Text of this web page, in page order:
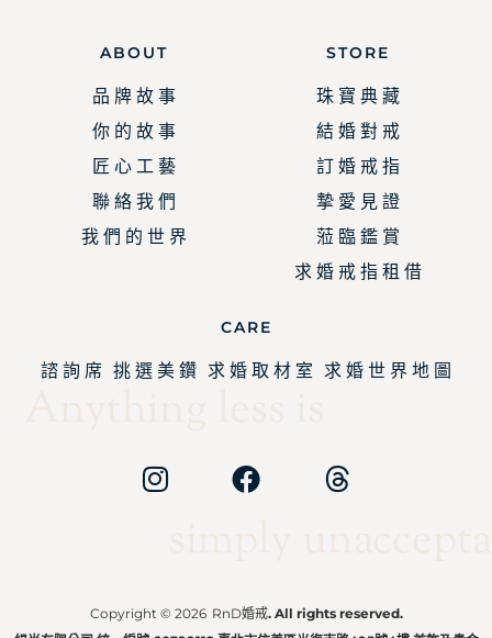
ABOUT
品 牌 故 事
你 的 故 事
匠 心 工 藝
聯 絡 我 們
我 們 的 世 界
STORE
珠 寶 典 藏
結 婚 對 戒
訂 婚 戒 指
摯 愛 見 證
蒞 臨 鑑 賞
求 婚 戒 指 租 借
CARE
諮 詢 席 挑 選 美 鑽 求 婚 取 材 室 求 婚 世 界 地 圖
Copyright © 2026 RnD婚戒. All rights reserved.